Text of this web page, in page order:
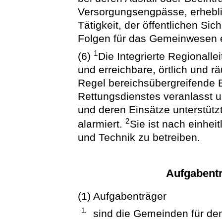
Versorgungsengpässe,
Tätigkeit, der öffentlichen
Folgen für das Gemeinwesen
(6) 1Die Integrierte
und erreichbare, örtlich und
Regel bereichsübergreifende
Rettungsdienstes veranlasst
und deren Einsätze
alarmiert.2Sie ist nach
und Technik zu betreiben.
(1) Aufgabenträger
1. sind die Gemeinden für